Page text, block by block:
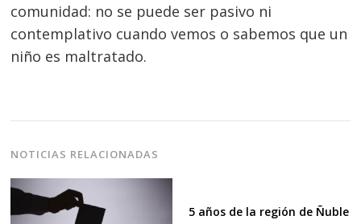
comunidad: no se puede ser pasivo ni
contemplativo cuando vemos o sabemos que un
niño es maltratado.
NOTICIAS RELACIONADAS
5 años de la región de Ñuble